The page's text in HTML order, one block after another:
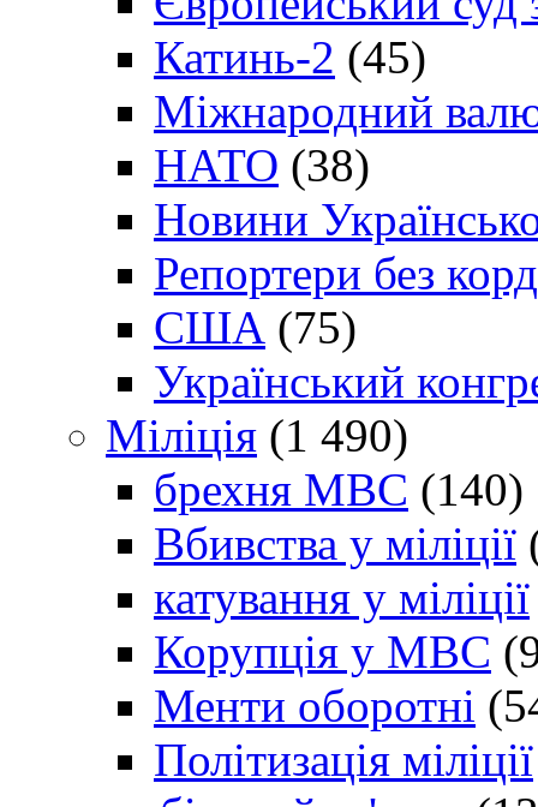
Катинь-2 (45)
Міжнародний
НАТО (38)
Новини
Репортери без
США (75)
Український
Міліція (1 490)
брехня МВС (140)
Вбивства у міліції
катування у міліції
Корупція у МВС
Менти оборотні
Політизація міліції